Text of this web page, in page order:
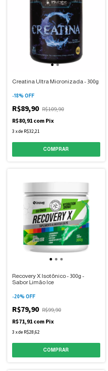
Creatina Ultra Micronizada - 300g
-18% OFF
R$89,90 R$109,90
R$80,91 com Pix
3 xde R$32,21
Recovery X Isotônico - 300g -
Sabor Limão Ice
-20% OFF
R$79,90 R$99,90
R$71,91 com Pix
3 xde R$28,62